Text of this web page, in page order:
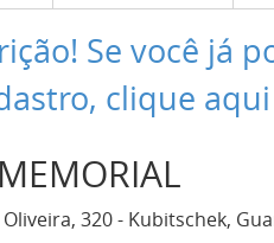
Se você já
clique
320 - Kubitschek,